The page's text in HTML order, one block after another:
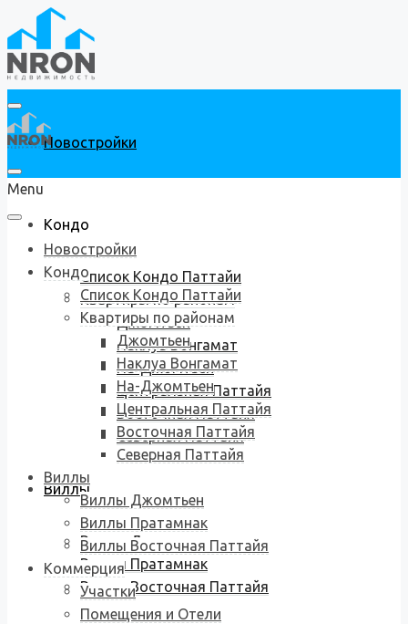
Новостройки
Кондо
Список Кондо Паттайи
Квартиры по районам
Джомтьен
Наклуа Вонгамат
На-Джомтьен
Центральная Паттайя
Восточная Паттайя
Северная Паттайя
Виллы
Виллы Джомтьен
Виллы Пратамнак
Виллы Восточная Паттайя
Menu
Новостройки
Кондо
Список Кондо Паттайи
Квартиры по районам
Джомтьен
Наклуа Вонгамат
На-Джомтьен
Центральная Паттайя
Восточная Паттайя
Северная Паттайя
Виллы
Виллы Джомтьен
Виллы Пратамнак
Виллы Восточная Паттайя
Коммерция
Участки
Помещения и Отели